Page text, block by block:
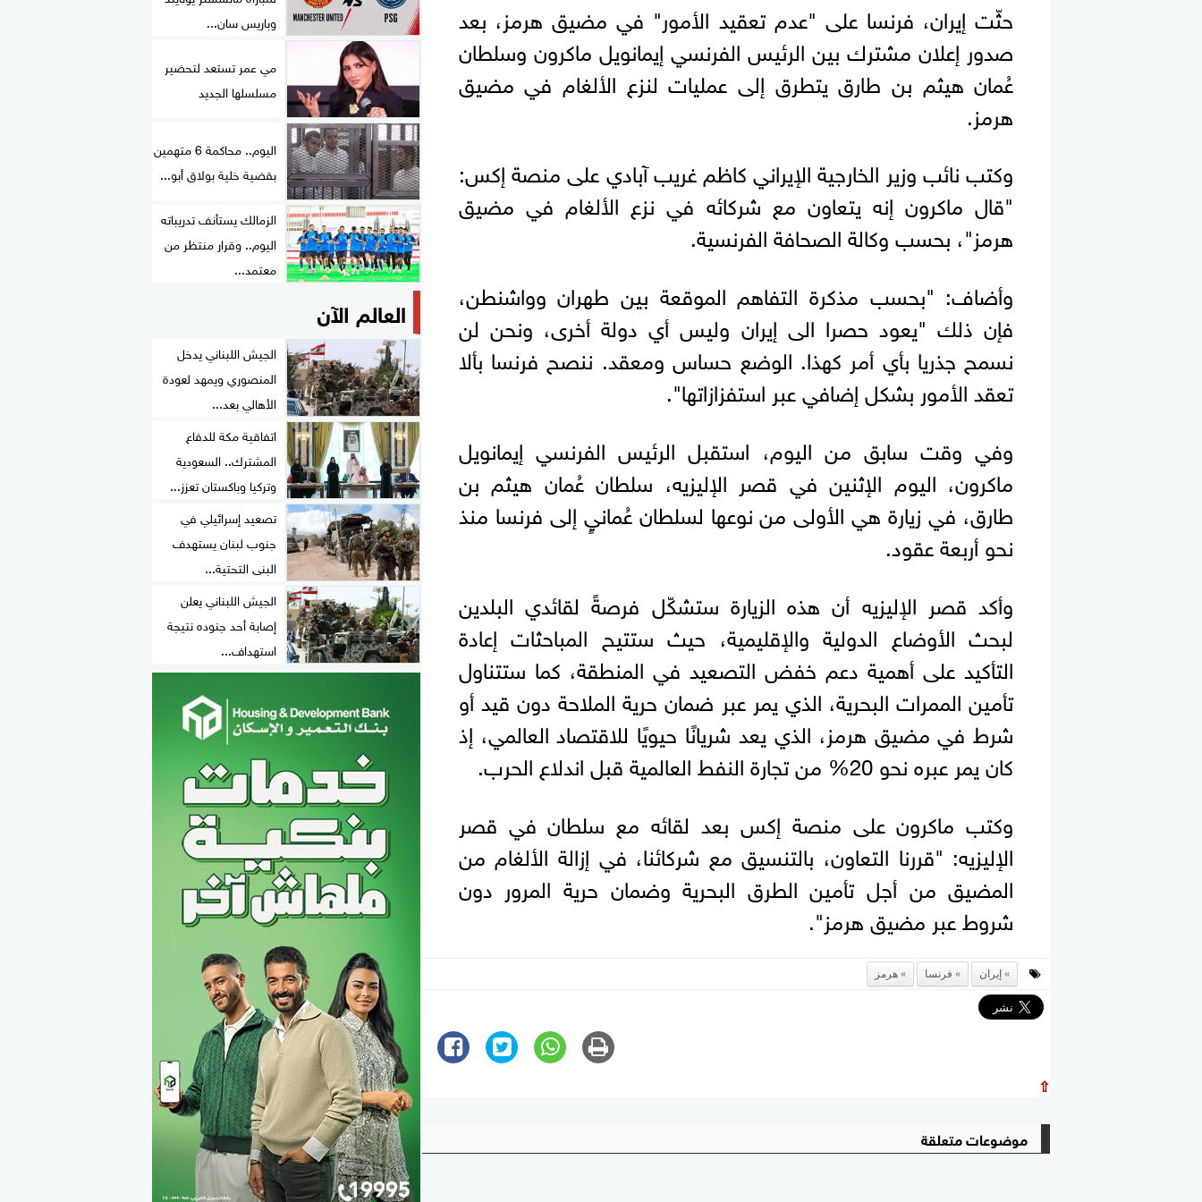
حثّت إيران، فرنسا على "عدم تعقيد الأمور" في مضيق هرمز، بعد
صدور إعلان مشترك بين الرئيس الفرنسي إيمانويل ماكرون وسلطان
عُمان هيثم بن طارق يتطرق إلى عمليات لنزع الألغام في مضيق
هرمز.
وكتب نائب وزير الخارجية الإيراني كاظم غريب آبادي على منصة إكس:
"قال ماكرون إنه يتعاون مع شركائه في نزع الألغام في مضيق
هرمز"، بحسب وكالة الصحافة الفرنسية.
وأضاف: "بحسب مذكرة التفاهم الموقعة بين طهران وواشنطن،
فإن ذلك "يعود حصرا الى إيران وليس أي دولة أخرى، ونحن لن
نسمح جذريا بأي أمر كهذا. الوضع حساس ومعقد. ننصح فرنسا بألا
تعقد الأمور بشكل إضافي عبر استفزازاتها".
وفي وقت سابق من اليوم، استقبل الرئيس الفرنسي إيمانويل
ماكرون، اليوم الإثنين في قصر الإليزيه، سلطان عُمان هيثم بن
طارق، في زيارة هي الأولى من نوعها لسلطان عُمانيٍ إلى فرنسا منذ
نحو أربعة عقود.
وأكد قصر الإليزيه أن هذه الزيارة ستشكّل فرصةً لقائدي البلدين
لبحث الأوضاع الدولية والإقليمية، حيث ستتيح المباحثات إعادة
التأكيد على أهمية دعم خفض التصعيد في المنطقة، كما ستتناول
تأمين الممرات البحرية، الذي يمر عبر ضمان حرية الملاحة دون قيد أو
شرط في مضيق هرمز، الذي يعد شريانًا حيويًا للاقتصاد العالمي، إذ
كان يمر عبره نحو 20% من تجارة النفط العالمية قبل اندلاع الحرب.
وكتب ماكرون على منصة إكس بعد لقائه مع سلطان ‌في قصر
الإليزيه: "قررنا التعاون، ‌بالتنسيق مع شركائنا، في إزالة الألغام من
‌المضيق من أجل تأمين الطرق البحرية وضمان حرية المرور دون
شروط عبر مضيق هرمز".
إيران فرنسا هرمز
⇧
موضوعات متعلقة
وباريس سان...
مي عمر تستعد لتحضير
مسلسلها الجديد
اليوم.. محاكمة 6 متهمين
بقضية خلية بولاق أبو...
الزمالك يستأنف تدريباته
اليوم.. وقرار منتظر من
معتمد...
العالم الآن
الجيش اللبناني يدخل
المنصوري ويمهد لعودة
الأهالي بعد...
اتفاقية مكة للدفاع
المشترك.. السعودية
وتركيا وباكستان تعزز...
تصعيد إسرائيلي في
جنوب لبنان يستهدف
البنى التحتية...
الجيش اللبناني يعلن
إصابة أحد جنوده نتيجة
استهداف...